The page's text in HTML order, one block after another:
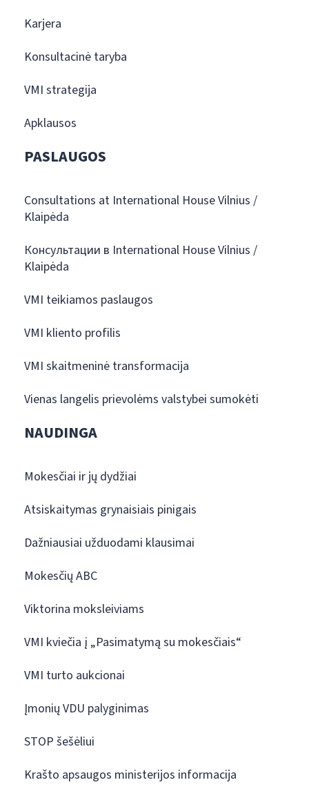
Karjera
Konsultacinė taryba
VMI strategija
Apklausos
PASLAUGOS
Consultations at International House Vilnius /
Klaipėda
Консультации в International House Vilnius /
Klaipėda
VMI teikiamos paslaugos
VMI kliento profilis
VMI skaitmeninė transformacija
Vienas langelis prievolėms valstybei sumokėti
NAUDINGA
Mokesčiai ir jų dydžiai
Atsiskaitymas grynaisiais pinigais
Dažniausiai užduodami klausimai
Mokesčių ABC
Viktorina moksleiviams
VMI kviečia į „Pasimatymą su mokesčiais“
VMI turto aukcionai
Įmonių VDU palyginimas
STOP šešėliui
Krašto apsaugos ministerijos informacija